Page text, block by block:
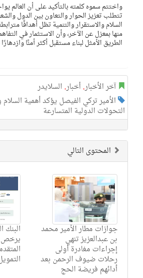
واختتم سموه كلمته بالتأكيد على أن العالم
تتطلب تعزيز الحوار والتعاون بين الدول
السلام والاستقرار والتنمية تظل أهدافًا
منها بمعزل عن الآخر، وأن الاستثمار في
الطريق الأمثل لبناء مستقبل أكثر أمنًا
آخر الأخبار,أخبار, السلايدر
الأمير تركي الفيصل يؤكد أهمية
التحولات الدولية المتسارعة
المحتوى التالي
البنك
يرخص
جوازات مطار الأمير محمد
بن عبدالعزيز تنهي
إجراءات مغادرة أولى
رحلات ضيوف الرحمن بعد
أدائهم فريضة الحج